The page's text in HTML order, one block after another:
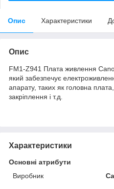
Опис Характеристики
Опис
FM1-Z941 Плата живлення
який забезпечує
апарату, таких як головна
закріплення і т.д.
Характеристики
Основні атрибути
Виробник